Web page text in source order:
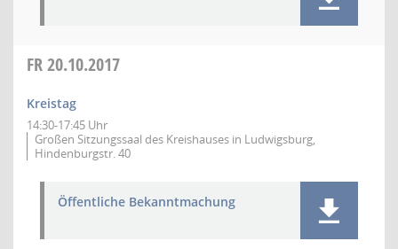
FR20.10.2017
Kreistag
14:30-17:45 Uhr
Großen Sitzungssaal des Kreishauses in Ludwigsburg,
Hindenburgstr. 40
Öffentliche Bekanntmachung